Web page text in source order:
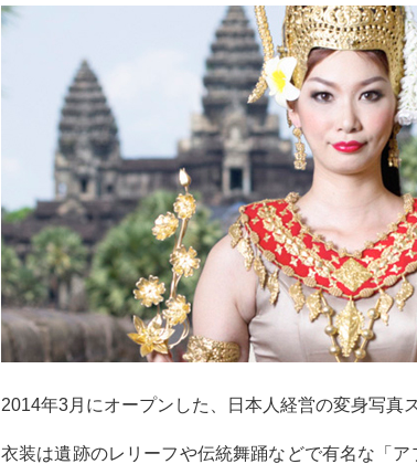
2014年3月にオープンした、日本人経営の変身写真
衣装は遺跡のレリーフや伝統舞踊などで有名な「